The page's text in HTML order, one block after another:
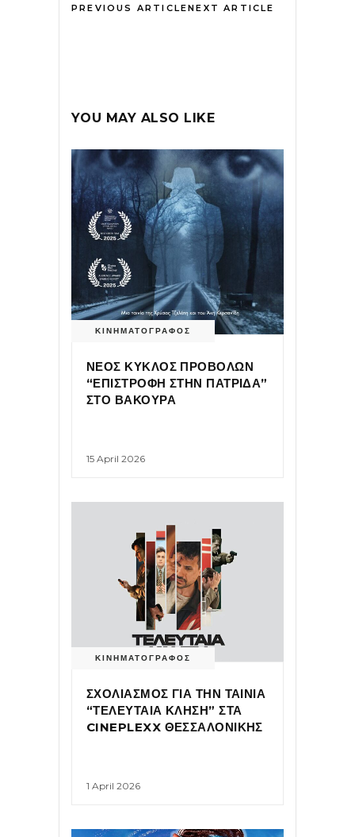
PREVIOUS ARTICLENEXT ARTICLE
YOU MAY ALSO LIKE
ΚΙΝΗΜΑΤΟΓΡΑΦΟΣ
ΝΕΟΣ ΚΥΚΛΟΣ ΠΡΟΒΟΛΩΝ
“ΕΠΙΣΤΡΟΦΗ ΣΤΗΝ ΠΑΤΡΙΔΑ”
ΣΤΟ ΒΑΚΟΥΡΑ
15 April 2026
ΚΙΝΗΜΑΤΟΓΡΑΦΟΣ
ΣΧΟΛΙΑΣΜΟΣ ΓΙΑ ΤΗΝ ΤΑΙΝΙΑ
“ΤΕΛΕΥΤΑΙΑ ΚΛΗΣΗ” ΣΤΑ
CINEPLEXX ΘΕΣΣΑΛΟΝΙΚΗΣ
1 April 2026